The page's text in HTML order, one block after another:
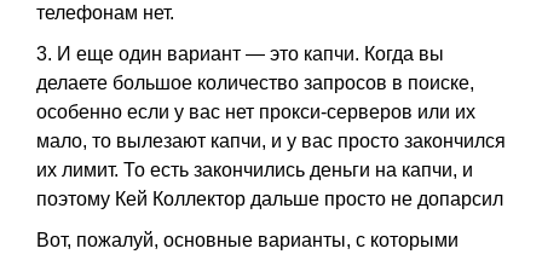
телефонам нет.
3. И еще один вариант — это капчи. Когда вы
делаете большое количество запросов в поиске,
особенно если у вас нет прокси-серверов или их
мало, то вылезают капчи, и у вас просто закончился
их лимит. То есть закончились деньги на капчи, и
поэтому Кей Коллектор дальше просто не допарсил
Вот, пожалуй, основные варианты, с которыми